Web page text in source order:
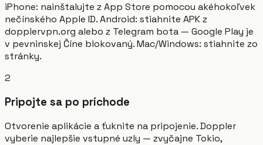
iPhone: nainštalujte z App Store pomocou akéhokoľvek
nečínského Apple ID. Android: stiahnite APK z
dopplervpn.org alebo z Telegram bota — Google Play je
v pevninskej Číne blokovaný. Mac/Windows: stiahnite zo
stránky.
2
Pripojte sa po príchode
Otvorenie aplikácie a ťuknite na pripojenie. Doppler
vyberie najlepšie vstupné uzly — zvyčajne Tokio,